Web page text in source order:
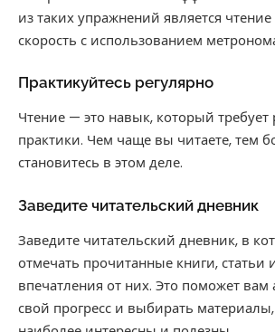
из таких упражнений является чтение
скорость с использованием
Практикуйтесь регулярно
Чтение — это навык, который требует
практики. Чем чаще вы читаете, тем
становитесь в этом деле.
Заведите читательский дневник
Заведите читательский дневник, в
отмечать прочитанные книги, статьи
впечатления от них. Это поможет вам
свой прогресс и выбирать